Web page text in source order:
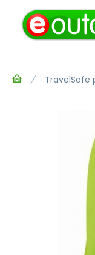
TravelSafe